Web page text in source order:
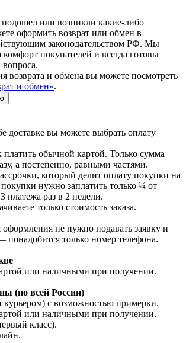
или возникли какие-либо
оформить возврат или обмен в
законодательством РФ. Мы
покупателей и всегда готовы
возврата и обмена вы можете посмотреть
и обмен».
доставке вы можете выбрать оплату
платить обычной картой. Только сумма
а постепенно, равными частями.
который делит оплату покупки на
нужно заплатить только ¼ от
раз в 2 недели.
только стоимость заказа.
оформления не нужно подавать заявку и
понадобится только номер телефона.
или наличными при получении.
(по всей России)
с возможностью примерки.
или наличными при получении.
класс).